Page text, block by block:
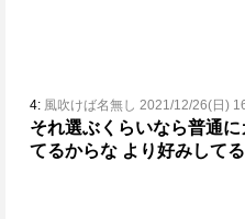
4: 風吹けば名無し 2021/12/26(日)
それ選ぶくらいなら普通
てるからな より好みして